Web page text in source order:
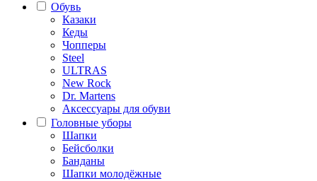
Обувь
Казаки
Кеды
Чопперы
Steel
ULTRAS
New Rock
Dr. Martens
Аксессуары для обуви
Головные уборы
Шапки
Бейсболки
Банданы
Шапки молодёжные